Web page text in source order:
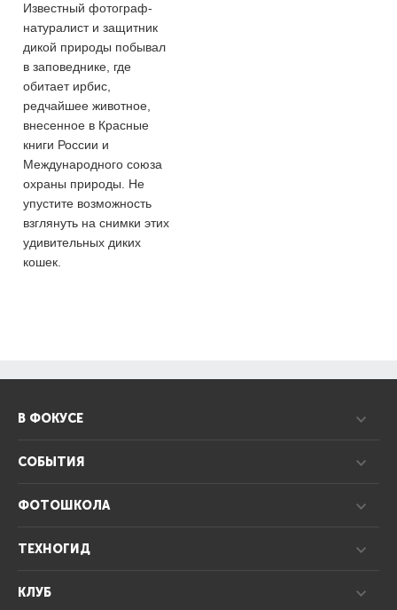
Известный фотограф-
натуралист и защитник
дикой природы побывал
в заповеднике, где
обитает ирбис,
редчайшее животное,
внесенное в Красные
книги России и
Международного союза
охраны природы. Не
упустите возможность
взглянуть на снимки этих
удивительных диких
кошек.
В ФОКУСЕ
СОБЫТИЯ
ФОТОШКОЛА
ТЕХНОГИД
КЛУБ